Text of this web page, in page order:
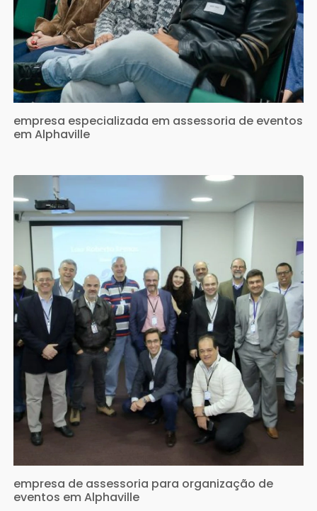
empresa especializada em assessoria de eventos
em Alphaville
empresa de assessoria para organização de
eventos em Alphaville